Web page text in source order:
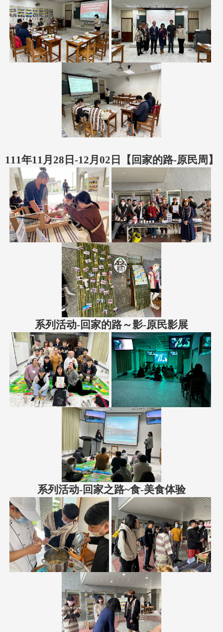
111年11月28日-12月02日【回家的路-原民周】
系列活动-回家的路～影-原民影展
系列活动-回家之路~食-美食体验